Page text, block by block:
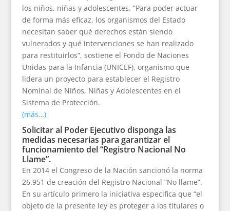
los niños, niñas y adolescentes. “Para poder actuar
de forma más eficaz, los organismos del Estado
necesitan saber qué derechos están siendo
vulnerados y qué intervenciones se han realizado
para restituirlos”, sostiene el Fondo de Naciones
Unidas para la Infancia (UNICEF), organismo que
lidera un proyecto para establecer el Registro
Nominal de Niños, Niñas y Adolescentes en el
Sistema de Protección.
(más…)
Solicitar al Poder Ejecutivo disponga las
medidas necesarias para garantizar el
funcionamiento del “Registro Nacional No
Llame”.
En 2014 el Congreso de la Nación sancionó la norma
26.951 de creación del Registro Nacional “No llame”.
En su artículo primero la iniciativa especifica que “el
objeto de la presente ley es proteger a los titulares o